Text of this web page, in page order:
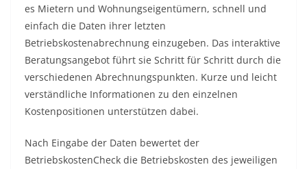
es Mietern und Wohnungseigentümern, schnell und
einfach die Daten ihrer letzten
Betriebskostenabrechnung einzugeben. Das interaktive
Beratungsangebot führt sie Schritt für Schritt durch die
verschiedenen Abrechnungspunkten. Kurze und leicht
verständliche Informationen zu den einzelnen
Kostenpositionen unterstützen dabei.
Nach Eingabe der Daten bewertet der
BetriebskostenCheck die Betriebskosten des jeweiligen